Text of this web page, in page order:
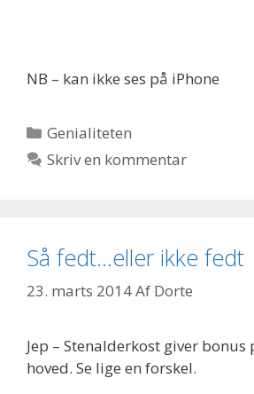
NB – kan ikke ses på iPhone
Kategorier
Genialiteten
Skriv en kommentar
Så fedt…eller ikke fedt
23. marts 2014Af Dorte
Jep – Stenalderkost giver
hoved. Se lige en forskel.